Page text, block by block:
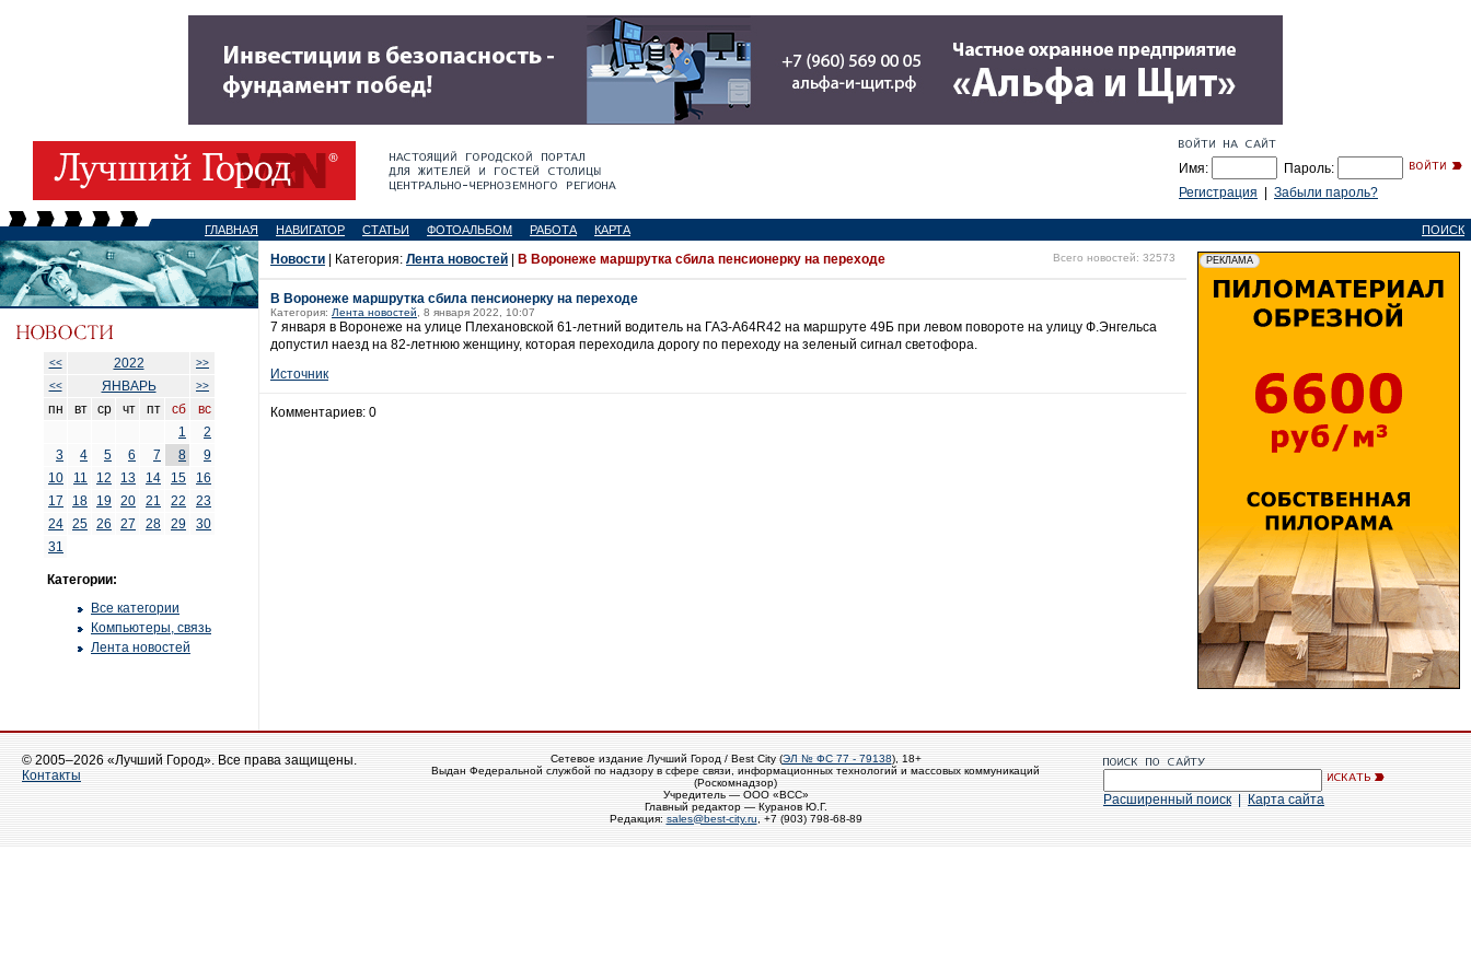
Имя:
Пароль:
Регистрация
Забыли пароль?
ГЛАВНАЯ НАВИГАТОР СТАТЬИ ФОТОАЛЬБОМ РАБОТА КАРТА ПОИСК
<< 2022
>>
<<
ЯНВАРЬ >>
пн вт ср чт пт сб
вс
1
2
3
4 5 6 7 8
9
10
11 12 13 14 15
16
17
18 19 20 21 22
23
24 25 26 27 28 29
30
31
Категории:
Все категории
Компьютеры, связь
Лента новостей
Новости | Категория: Лента новостей В Воронеже маршрутка сбила пенсионерку на переходе Всего новостей: 32573
В Воронеже маршрутка сбила пенсионерку на переходе
Категория: Лента новостей , 8 января 2022, 10:07
7 января в Воронеже на улице Плехановской 61-летний водитель на ГАЗ-А64R42 на маршруте 49Б при левом повороте на улицу Ф.Энгельса
допустил наезд на 82-летнюю женщину, которая переходила дорогу по переходу на зеленый сигнал светофора.
Источник
Комментариев: 0
© 2005–2026 «Лучший Город». Все права защищены.
Контакты
Сетевое издание Лучший Город / Best City (ЭЛ № ФС 77 - 79138), 18+
Выдан Федеральной службой по надзору в сфере связи, информационных технологий и массовых коммуникаций
(Роскомнадзор)
Учредитель — ООО «ВСС»
Главный редактор — Куранов Ю.Г.
Редакция: sales@best-city.ru , +7 (903) 798-68-89
Расширенный поиск Карта сайта